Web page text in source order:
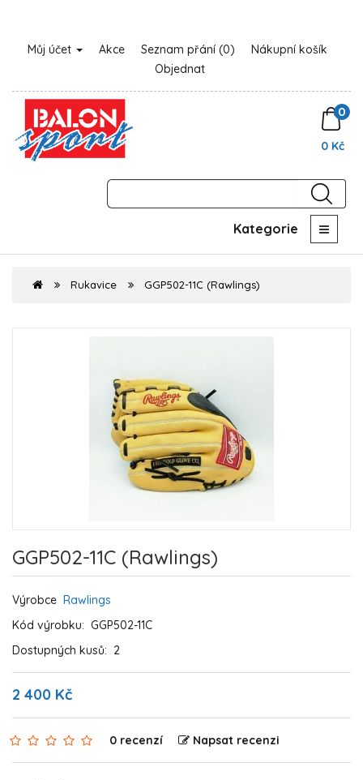
Můj účet Akce Seznam přání (0)
Nákupní košík
Objednat
0
0 Kč
Kategorie
Rukavice GGP502-11C (Rawlings)
GGP502-11C (Rawlings)
Výrobce Rawlings
Kód výrobku: GGP502-11C
Dostupných kusů: 2
2 400 Kč
0 recenzí Napsat recenzi